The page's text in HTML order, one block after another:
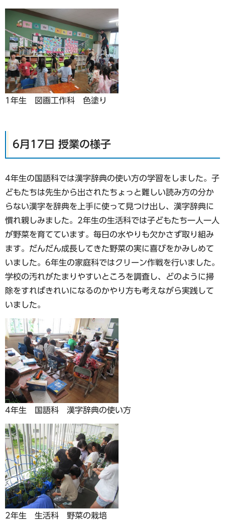
1年生 図画工作科 色塗り
6月17日 授業の様子
4年生の国語科では漢字辞典の使い方の学習をしました。子
どもたちは先生から出されたちょっと難しい読み方の分か
らない漢字を辞典を上手に使って見つけ出し、漢字辞典に
慣れ親しみました。2年生の生活科では子どもたち一人一人
が野菜を育てています。毎日の水やりも欠かさず取り組み
ます。だんだん成長してきた野菜の実に喜びをかみしめて
いました。6年生の家庭科ではクリーン作戦を行いました。
学校の汚れがたまりやすいところを調査し、どのように掃
除をすればきれいになるのかやり方も考えながら実践して
いました。
4年生 国語科 漢字辞典の使い方
2年生 生活科 野菜の栽培